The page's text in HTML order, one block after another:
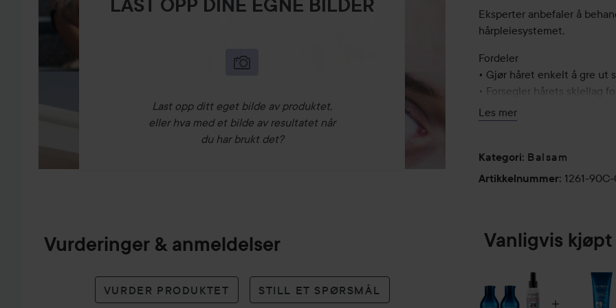
LAST OPP DINE EGNE BILDER
Last opp ditt eget bilde av produktet,
eller hva med et bilde av resultatet når
du har brukt det?
Vurderinger & anmeldelser
VURDER PRODUKTET STILL ET SPØRSMÅL
Eksperter anbefaler å
hårpleiesystemet.
Fordeler
• Gjør håret enkelt å gre ut
• Forsegler hårets skjellag
• Hjelper med å styrke
• Etterlater håret glansfullt
300 ml
Redken Extreme Shampoo
Les mer
Kategori: Balsam
Artikkelnummer: 1261-
Vanligvis kjøpt